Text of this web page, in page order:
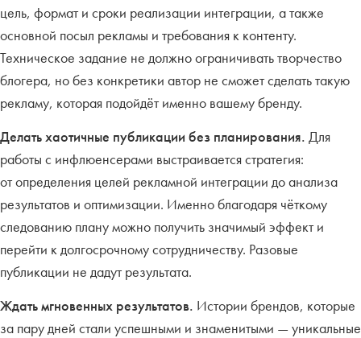
цель, формат и сроки реализации интеграции, а также
основной посыл рекламы и требования к контенту.
Техническое задание не должно ограничивать творчество
блогера, но без конкретики автор не сможет сделать такую
рекламу, которая подойдёт именно вашему бренду.
Делать хаотичные публикации без планирования. Для
работы с инфлюенсерами выстраивается стратегия:
от определения целей рекламной интеграции до анализа
результатов и оптимизации. Именно благодаря чёткому
следованию плану можно получить значимый эффект и
перейти к долгосрочному сотрудничеству. Разовые
публикации не дадут результата.
Ждать мгновенных результатов. Истории брендов, которые
за пару дней стали успешными и знаменитыми — уникальные